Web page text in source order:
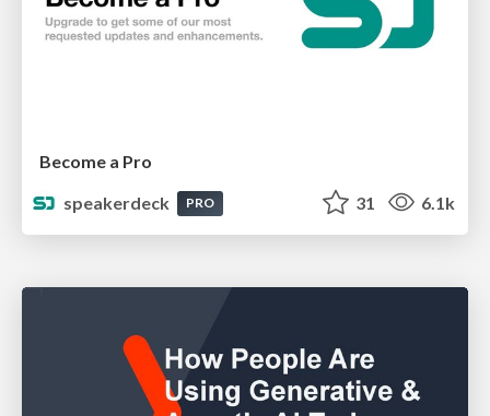
Become a Pro
speakerdeck
PRO 31 6.1k